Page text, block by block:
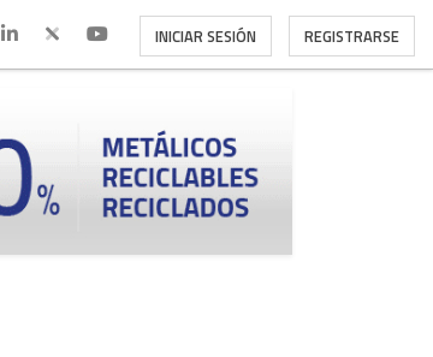
INICIAR SESIÓN REGISTRARSE